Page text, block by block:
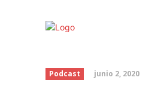
Estreñimiento
Podcast junio 2, 2020